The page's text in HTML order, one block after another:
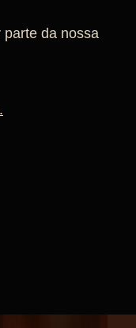
parte da nossa
.